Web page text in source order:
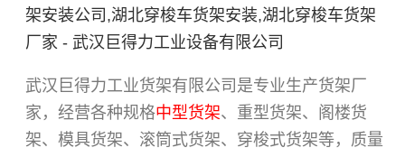
架安装公司,湖北穿梭车货架安装,湖北穿梭车货架
厂家 - 武汉巨得力工业设备有限公司
武汉巨得力工业货架有限公司是专业生产货架厂
家，经营各种规格中型货架、重型货架、阁楼货
架、模具货架、滚筒式货架、穿梭式货架等，质量